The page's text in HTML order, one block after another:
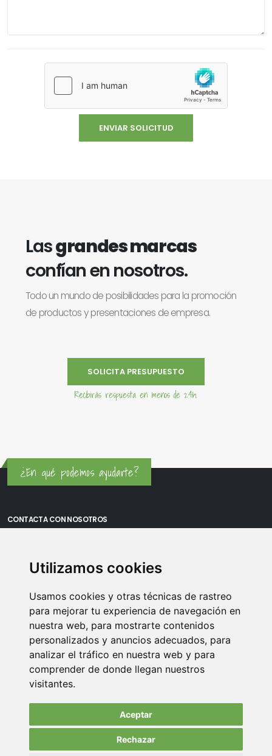
Utilizamos cookies
Usamos cookies y otras técnicas de rastreo
para mejorar tu experiencia de navegación en
nuestra web, para mostrarte contenidos
personalizados y anuncios adecuados, para
analizar el tráfico en nuestra web y para
comprender de donde llegan nuestros
visitantes.
Aceptar
Rechazar
Lasgrandes marcas
confían en nosotros.
Todo un mundo de posibilidades para la promoción
de productos y presentaciones de empresa.
SOLICITA PRESUPUESTO
Recibirás respuesta en menos de 24h.
¿En qué podemos ayudarte?
CONTACTA CON NOSOTROS
Oficina Vitoria: Boulevard de Salburua 8, planta 3, 01002 - Vitoria-
Email:info@memoriasusb.com
© Copyright 2022. All Rights Reserved.